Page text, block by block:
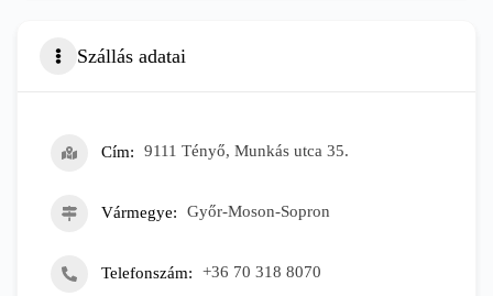
Szállás adatai
Cím 9111 Tényő, Munkás utca 35.
Vármegye Győr-Moson-Sopron
Telefonszám +36 70 318 8070